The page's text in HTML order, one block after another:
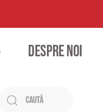
Despre noi